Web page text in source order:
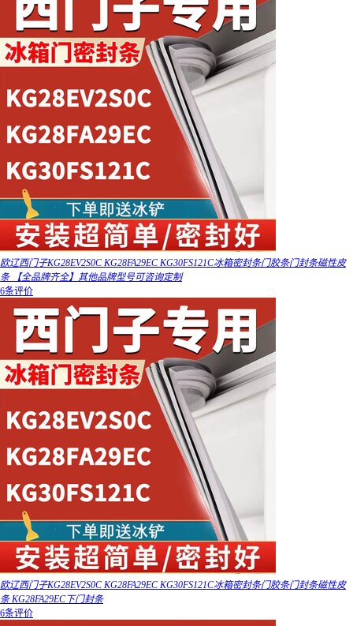
欧辽西门子KG28EV2S0C KG28FA29EC KG30FS121C冰箱密封条门胶条门封条磁性皮
条 【全品牌齐全】其他品牌型号可咨询定制
6条评价
欧辽西门子KG28EV2S0C KG28FA29EC KG30FS121C冰箱密封条门胶条门封条磁性皮
条 KG28FA29EC下门封条
6条评价